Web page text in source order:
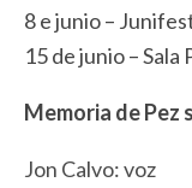
8 e junio –
15 de junio –
Memoria de Pez
Jon Calvo: voz